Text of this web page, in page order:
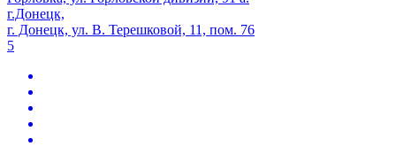
г.Донецк,
г. Донецк, ул. В. Терешковой, 11, пом. 76
5